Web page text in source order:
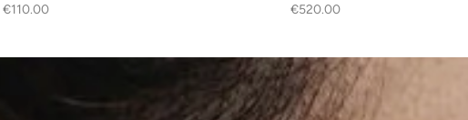
€110.00 €520.00